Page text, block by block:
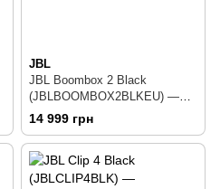
JBL
JBL Boombox 2 Black
(JBLBOOMBOX2BLKEU) —
Портативная Bluetooth
колонка 80 Вт
14 999 грн